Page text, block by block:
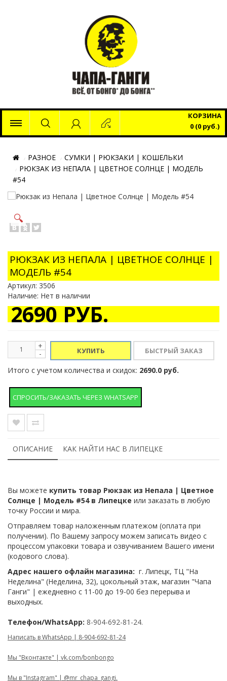
КОРЗИНА
0 (0 руб.)
РАЗНОЕ
СУМКИ | РЮКЗАКИ | КОШЕЛЬКИ
РЮКЗАК ИЗ НЕПАЛА | ЦВЕТНОЕ СОЛНЦЕ | МОДЕЛЬ
#54
🔍
РЮКЗАК ИЗ НЕПАЛА | ЦВЕТНОЕ СОЛНЦЕ |
МОДЕЛЬ #54
Артикул: 3506
Наличие: Нет в наличии
2690 РУБ.
+
- КУПИТЬ
Итого с учетом количества и скидок: 2690.0 руб.
СПРОСИТЬ/ЗАКАЗАТЬ ЧЕРЕЗ WHATSAPP
ОПИСАНИЕ КАК НАЙТИ НАС В ЛИПЕЦКЕ
Вы можете купить товар Рюкзак из Непала | Цветное
Солнце | Модель #54 в Липецке или заказать в любую
точку России и мира.
Отправляем товар наложенным платежом (оплата при
получении). По Вашему запросу можем записать видео с
процессом упаковки товара и озвучиванием Вашего имени
(кодового слова).
Адрес нашего офлайн магазина: г. Липецк, ТЦ "На
Неделина" (Неделина, 32), цокольный этаж, магазин "Чапа
Ганги" | ежедневно с 11-00 до 19-00 без перерыва и
выходных.
Телефон/WhatsApp: 8-904-692-81-24.
Написать в WhatsApp | 8-904-692-81-24
Мы "Вконтакте" | vk.com/bonbongo
Мы в "Instagram" | @mr_chapa_gangi.